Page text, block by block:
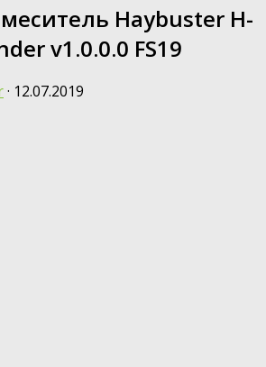
Haybuster H-
v1.0.0.0 FS19
· 12.07.2019